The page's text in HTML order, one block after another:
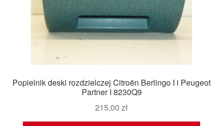
Popielnik deski rozdzielczej Citroën Berlingo I i Peugeot
Partner I 8230Q9
215,00 zł